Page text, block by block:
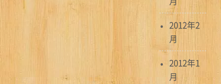
2012年2
月
2012年1
月